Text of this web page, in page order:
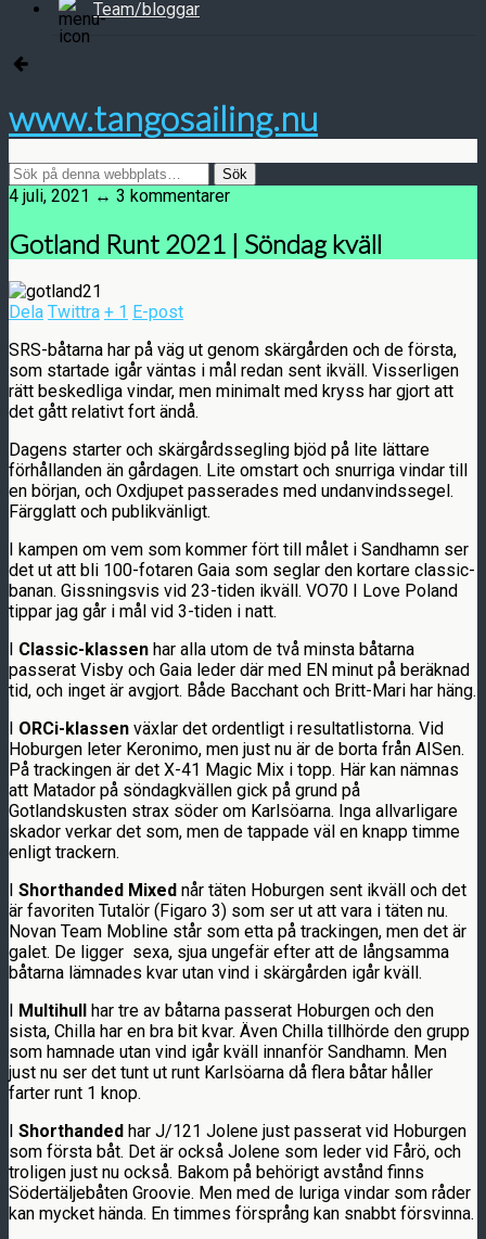
Team/bloggar
www.tangosailing.nu
4 juli, 2021 ↔ 3 kommentarer
Gotland Runt 2021 | Söndag kväll
Dela Twittra + 1 E-post
SRS-båtarna har på väg ut genom skärgården och de första,
som startade igår väntas i mål redan sent ikväll. Visserligen
rätt beskedliga vindar, men minimalt med kryss har gjort att
det gått relativt fort ändå.
Dagens starter och skärgårdssegling bjöd på lite lättare
förhållanden än gårdagen. Lite omstart och snurriga vindar till
en början, och Oxdjupet passerades med undanvindssegel.
Färgglatt och publikvänligt.
I kampen om vem som kommer fört till målet i Sandhamn ser
det ut att bli 100-fotaren Gaia som seglar den kortare classic-
banan. Gissningsvis vid 23-tiden ikväll. VO70 I Love Poland
tippar jag går i mål vid 3-tiden i natt.
I Classic-klassen har alla utom de två minsta båtarna
passerat Visby och Gaia leder där med EN minut på beräknad
tid, och inget är avgjort. Både Bacchant och Britt-Mari har häng.
I ORCi-klassen växlar det ordentligt i resultatlistorna. Vid
Hoburgen leter Keronimo, men just nu är de borta från AISen.
På trackingen är det X-41 Magic Mix i topp. Här kan nämnas
att Matador på söndagkvällen gick på grund på
Gotlandskusten strax söder om Karlsöarna. Inga allvarligare
skador verkar det som, men de tappade väl en knapp timme
enligt trackern.
I Shorthanded Mixed når täten Hoburgen sent ikväll och det
är favoriten Tutalör (Figaro 3) som ser ut att vara i täten nu.
Novan Team Mobline står som etta på trackingen, men det är
galet. De ligger sexa, sjua ungefär efter att de långsamma
båtarna lämnades kvar utan vind i skärgården igår kväll.
I Multihull har tre av båtarna passerat Hoburgen och den
sista, Chilla har en bra bit kvar. Även Chilla tillhörde den grupp
som hamnade utan vind igår kväll innanför Sandhamn. Men
just nu ser det tunt ut runt Karlsöarna då flera båtar håller
farter runt 1 knop.
I Shorthanded har J/121 Jolene just passerat vid Hoburgen
som första båt. Det är också Jolene som leder vid Fårö, och
troligen just nu också. Bakom på behörigt avstånd finns
Södertäljebåten Groovie. Men med de luriga vindar som råder
kan mycket hända. En timmes försprång kan snabbt försvinna.